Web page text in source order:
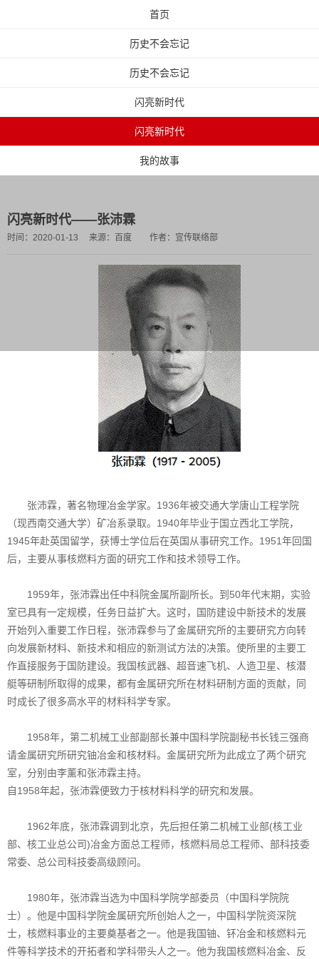
首页
历史不会忘记
历史不会忘记
闪亮新时代
闪亮新时代
我的故事
闪亮新时代——张沛霖
时间： 2020-01-13 来源： 百度 作者： 宣传联络部
张沛霖，著名物理冶金学家。1936年被交通大学唐山工程学院
（现西南交通大学）矿冶系录取。1940年毕业于国立西北工学院，
1945年赴英国留学，获博士学位后在英国从事研究工作。1951年回国
后，主要从事核燃料方面的研究工作和技术领导工作。
1959年，张沛霖出任中科院金属所副所长。到50年代末期，实验
室已具有一定规模，任务日益扩大。这时，国防建设中新技术的发展
开始列入重要工作日程，张沛霖参与了金属研究所的主要研究方向转
向发展新材料、新技术和相应的新测试方法的决策。使所里的主要工
作直接服务于国防建设。我国核武器、超音速飞机、人造卫星、核潜
艇等研制所取得的成果，都有金属研究所在材料研制方面的贡献，同
时成长了很多高水平的材料科学专家。
1958年，第二机械工业部副部长兼中国科学院副秘书长钱三强商
请金属研究所研究铀冶金和核材料。金属研究所为此成立了两个研究
室，分别由李薰和张沛霖主持。
自1958年起，张沛霖便致力于核材料科学的研究和发展。
1962年底，张沛霖调到北京，先后担任第二机械工业部(核工业
部、核工业总公司)冶金方面总工程师，核燃料局总工程师、部科技委
常委、总公司科技委高级顾问。
1980年，张沛霖当选为中国科学院学部委员（中国科学院院
士）。他是中国科学院金属研究所创始人之一，中国科学院资深院
士，核燃料事业的主要奠基者之一。他是我国铀、钚冶金和核燃料元
件等科学技术的开拓者和学科带头人之一。他为我国核燃料冶金、反